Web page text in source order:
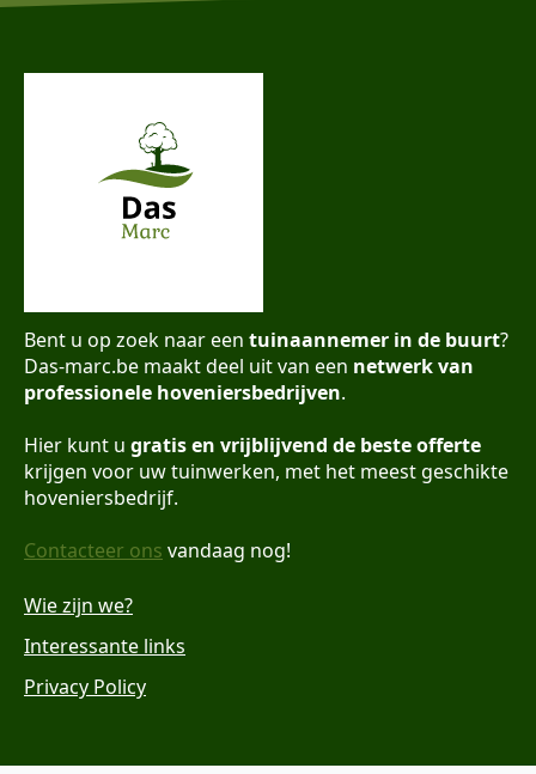
Bent u op zoek naar een tuinaannemer in de buurt?
Das-marc.be maakt deel uit van een netwerk van
professionele hoveniersbedrijven.
Hier kunt u gratis en vrijblijvend de beste offerte
krijgen voor uw tuinwerken, met het meest geschikte
hoveniersbedrijf.
Contacteer ons vandaag nog!
Wie zijn we?
Interessante links
Privacy Policy